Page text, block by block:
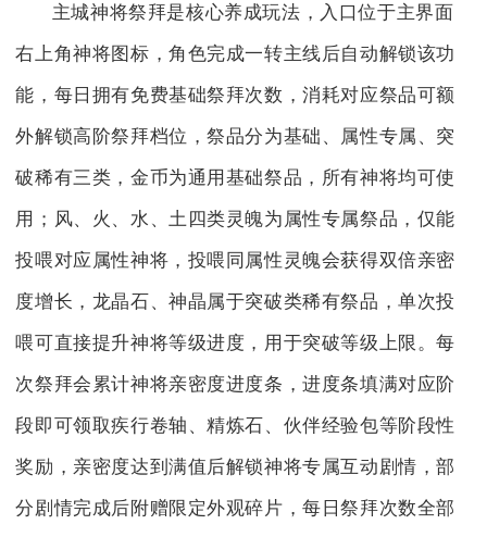
主城神将祭拜是核心养成玩法，入口位于主界面
右上角神将图标，角色完成一转主线后自动解锁该功
能，每日拥有免费基础祭拜次数，消耗对应祭品可额
外解锁高阶祭拜档位，祭品分为基础、属性专属、突
破稀有三类，金币为通用基础祭品，所有神将均可使
用；风、火、水、土四类灵魄为属性专属祭品，仅能
投喂对应属性神将，投喂同属性灵魄会获得双倍亲密
度增长，龙晶石、神晶属于突破类稀有祭品，单次投
喂可直接提升神将等级进度，用于突破等级上限。每
次祭拜会累计神将亲密度进度条，进度条填满对应阶
段即可领取疾行卷轴、精炼石、伙伴经验包等阶段性
奖励，亲密度达到满值后解锁神将专属互动剧情，部
分剧情完成后附赠限定外观碎片，每日祭拜次数全部